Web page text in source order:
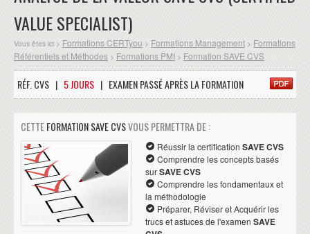
VALUE SPECIALIST)
Vous êtes ici > Formations CERTyou > Formations Management > Formations
Référentiels et Méthodes > Formations PMI > Formation SAVE CVS
RÉF. CVS | 5 JOURS | EXAMEN PASSÉ APRÈS LA FORMATION
CETTEFORMATION SAVE CVSVOUS PERMETTRA DE :
Réussir la certification SAVE CVS
Comprendre les concepts basés
surSAVE CVS
Comprendre les fondamentaux et
la méthodologie
Préparer, Réviser et Acquérir les
trucs et astuces de l'examen SAVE